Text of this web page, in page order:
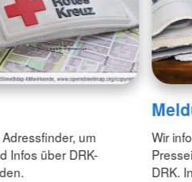
um
Infos über DRK-
Wir
DRK.